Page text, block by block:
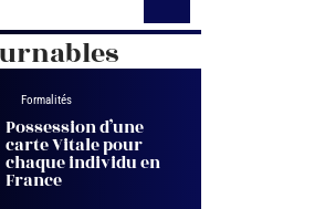
Formalités
Possession d’une
carte Vitale pour
chaque individu en
France